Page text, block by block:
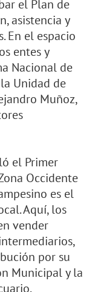
el Plan de
asistencia y
En el espacio
entes y
Nacional de
Unidad de
Muñoz,
el Primer
Occidente
es el
Aquí, los
vender
por su
Municipal y la